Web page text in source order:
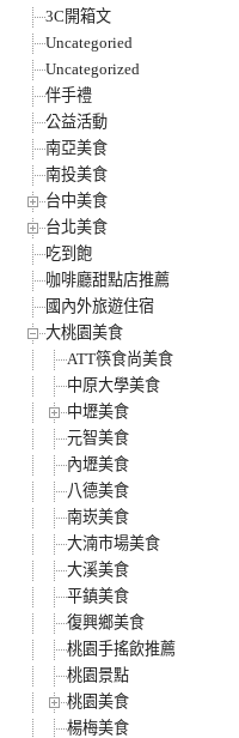
3C開箱文
Uncategoried
Uncategorized
伴手禮
公益活動
南亞美食
南投美食
台中美食
台北美食
吃到飽
咖啡廳甜點店推薦
國內外旅遊住宿
大桃園美食
ATT筷食尚美食
中原大學美食
中壢美食
元智美食
內壢美食
八德美食
南崁美食
大湳市場美食
大溪美食
平鎮美食
復興鄉美食
桃園手搖飲推薦
桃園景點
桃園美食
楊梅美食